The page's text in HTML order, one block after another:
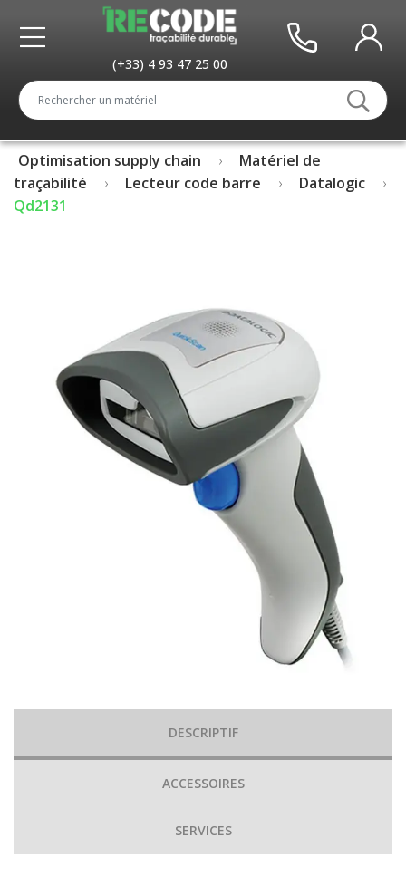
(+33) 4 93 47 25 00
Optimisation supply chain
Matériel de
traçabilité
Lecteur code barre
Datalogic
Qd2131
DESCRIPTIF
ACCESSOIRES
SERVICES